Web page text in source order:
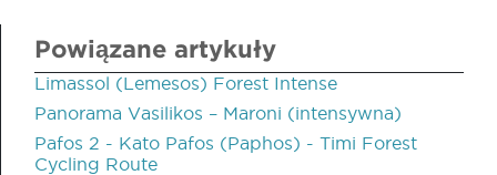
Powiązane artykuły
Limassol (Lemesos) Forest Intense
Panorama Vasilikos – Maroni (intensywna)
Pafos 2 - Kato Pafos (Paphos) - Timi Forest
Cycling Route